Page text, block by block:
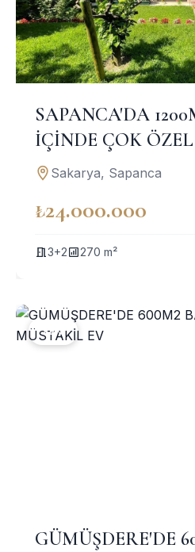
SAPANCA'DA
İÇİNDE ÇOK
Sakarya, Sapanca
₺24.000.000
3+2 270 m²
YENI
GÜMÜŞDERE'DE